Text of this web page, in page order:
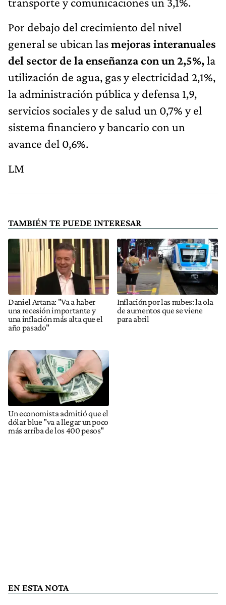
Por debajo del crecimiento del nivel
general se ubican lasmejoras interanuales
del sector de la enseñanza con un 2,5%,la
utilización de agua, gas y electricidad 2,1%,
la administración pública y defensa 1,9,
servicios sociales y de salud un 0,7% y el
sistema financiero y bancario con un
avance del 0,6%.
LM
TAMBIÉN TE PUEDE INTERESAR
Daniel Artana: "Va a haber
una recesión importante y
una inflación más alta que el
año pasado"
Inflación por las nubes: la ola
de aumentos que se viene
para abril
Un economista admitió que el
dólar blue "va a llegar un poco
más arriba de los 400 pesos"
EN ESTA NOTA